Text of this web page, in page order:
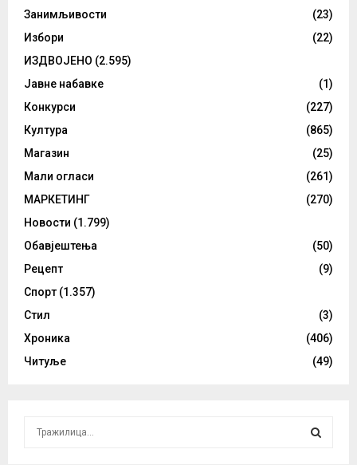
Занимљивости
(23)
Избори
(22)
ИЗДВОЈЕНО (2.595)
Јавне набавке
(1)
Конкурси
(227)
Култура
(865)
Магазин
(25)
Мали огласи
(261)
МАРКЕТИНГ
(270)
Новости (1.799)
Обавјештења
(50)
Рецепт
(9)
Спорт (1.357)
Стил
(3)
Хроника
(406)
Читуље
(49)